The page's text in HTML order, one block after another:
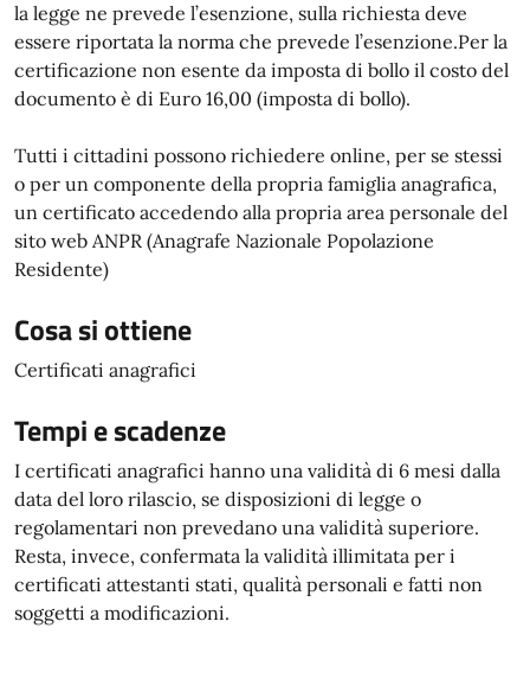
la legge ne prevede l’esenzione, sulla richiesta deve
essere riportata la norma che prevede l’esenzione.Per la
certificazione non esente da imposta di bollo il costo del
documento è di Euro 16,00 (imposta di bollo).
Tutti i cittadini possono richiedere online, per se stessi
o per un componente della propria famiglia anagrafica,
un certificato accedendo alla propria area personale del
sito web ANPR (Anagrafe Nazionale Popolazione
Residente)
Cosa si ottiene
Certificati anagrafici
Tempi e scadenze
I certificati anagrafici hanno una validità di 6 mesi dalla
data del loro rilascio, se disposizioni di legge o
regolamentari non prevedano una validità superiore.
Resta, invece, confermata la validità illimitata per i
certificati attestanti stati, qualità personali e fatti non
soggetti a modificazioni.